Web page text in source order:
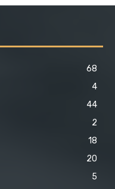
68
4
44
2
18
20
5